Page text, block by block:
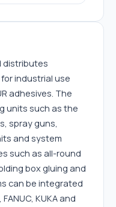
distributes
industrial use
adhesives. The
units such as the
spray guns,
and system
such as all-round
box gluing and
can be integrated
KUKA and